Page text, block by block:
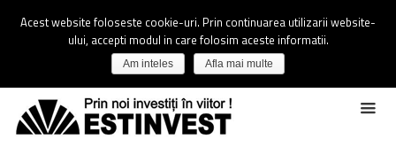
Acest website foloseste cookie-uri. Prin continuarea utilizarii website-
ului, accepti modul in care folosim aceste informatii.
Am inteles Afla mai multe